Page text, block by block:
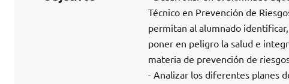
Técnico en Prevención de
permitan al alumnado
poner en peligro la salud e
materia de prevención de
- Analizar los diferentes planes